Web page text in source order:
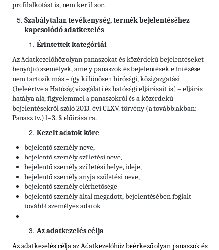
profilalkotást is, nem kerül sor.
Szabálytalan tevékenység, termék bejelentéséhez
kapcsolódó adatkezelés
Érintettek kategóriái
Az Adatkezelőhöz olyan panaszokat és közérdekű bejelentéseket
benyújtó személyek, amely panaszok és bejelentések elintézése
nem tartozik más – így különösen bírósági, közigazgatási
(beleértve a Hatóság vizsgálati és hatósági eljárásait is) – eljárás
hatálya alá, figyelemmel a panaszokról és a közérdekű
bejelentésekről szóló 2013. évi CLXV. törvény (a továbbiakban:
Panasz tv.) 1–3. § előírásaira.
Kezelt adatok köre
bejelentő személy neve,
bejelentő személy születési neve,
bejelentő személy születési helye, ideje,
bejelentő személy anyja születési neve,
bejelentő személy elérhetősége
bejelentő személy által megadott, bejelentésében foglalt
további személyes adatok
Az adatkezelés célja
Az adatkezelés célja az Adatkezelőhöz beérkező olyan panaszok és